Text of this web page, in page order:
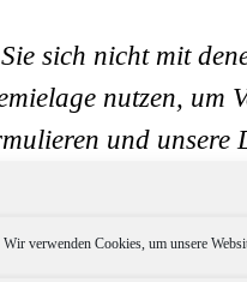
Wir verwenden Cookies, um unsere
sich nicht mit
nutzen, um
und
Tiraden
Bemühungen der